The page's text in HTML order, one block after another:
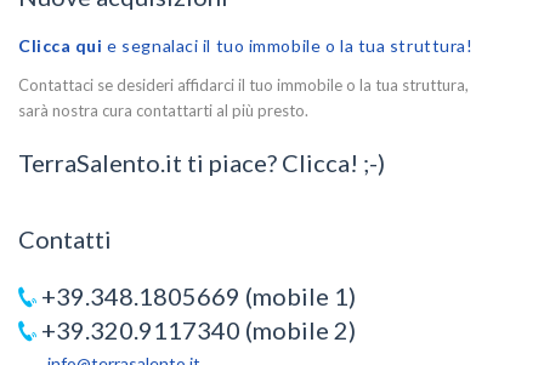
Clicca qui e segnalaci il tuo immobile o la tua struttura!
Contattaci se desideri affidarci il tuo immobile o la tua struttura,
sarà nostra cura contattarti al più presto.
TerraSalento.it ti piace? Clicca! ;-)
Contatti
+39.348.1805669 (mobile 1)
+39.320.9117340 (mobile 2)